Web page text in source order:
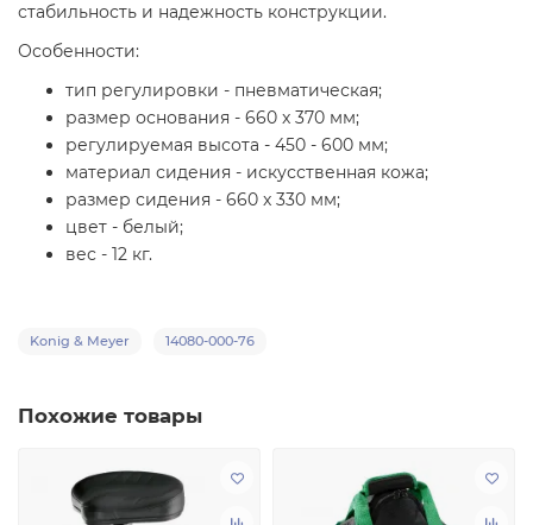
стабильность и надежность конструкции.
Особенности:
тип регулировки - пневматическая;
размер основания - 660 x 370 мм;
регулируемая высота - 450 - 600 мм;
материал сидения - искусственная кожа;
размер сидения - 660 x 330 мм;
цвет - белый;
вес - 12 кг.
Konig & Meyer 14080-000-76
Похожие товары